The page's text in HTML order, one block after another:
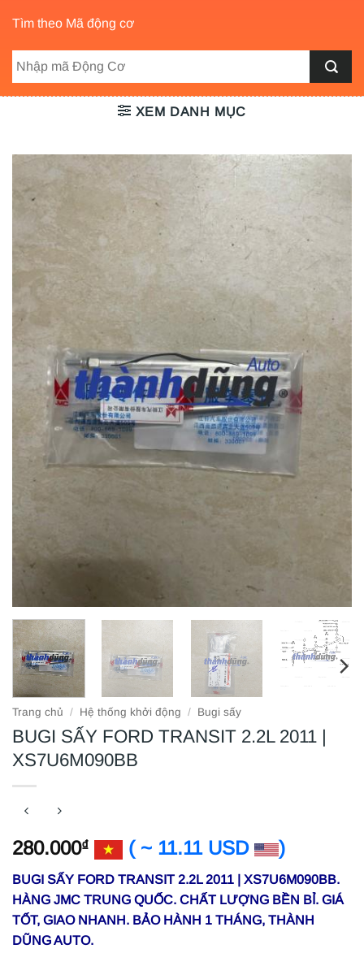
Tìm theo Mã động cơ
XEM DANH MỤC
Trang chủ / Hệ thống khởi động / Bugi sấy
BUGI SẤY FORD TRANSIT 2.2L 2011 |
XS7U6M090BB
280.000₫ ( ~ 11.11 USD )
BUGI SẤY FORD TRANSIT 2.2L 2011 | XS7U6M090BB.
HÀNG JMC TRUNG QUỐC. CHẤT LƯỢNG BỀN BỈ. GIÁ
TỐT, GIAO NHANH. BẢO HÀNH 1 THÁNG, THÀNH
DŨNG AUTO.